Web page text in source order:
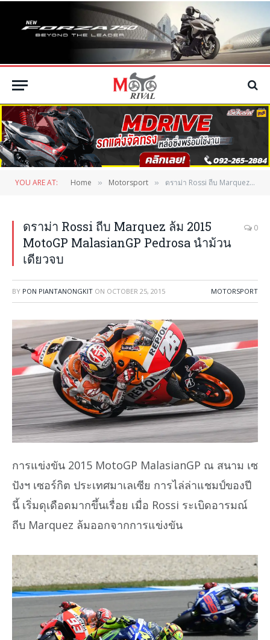
YOU ARE AT: Home » Motorsport » ดราม่า Rossi ถีบ Marquez ล้ม 2015 MotoGP MalasianGP Pedrosa นำม้วนเดียวจบ
ดราม่า Rossi ถีบ Marquez ล้ม 2015
MotoGP MalasianGP Pedrosa นำม้วน
เดียวจบ
0
BY PON PIANTANONGKIT ON OCTOBER 25, 2015 MOTORSPORT
การแข่งขัน 2015 MotoGP MalasianGP ณ สนาม เซ
ปังฯ เซอร์กิต ประเทศมาเลเซีย การไล่ล่าแชมป์ของปี
นี้ เริ่มดุเดือดมากขึ้นเรื่อย เมื่อ Rossi ระเบิดอารมณ์
ถีบ Marquez ล้มออกจากการแข่งขัน